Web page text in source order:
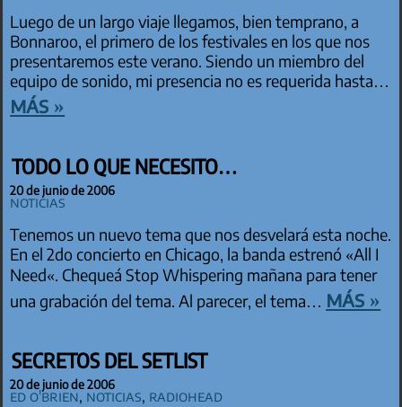
Luego de un largo viaje llegamos, bien temprano, a
Bonnaroo, el primero de los festivales en los que nos
presentaremos este verano. Siendo un miembro del
equipo de sonido, mi presencia no es requerida hasta…
más »
TODO LO QUE NECESITO…
20 de junio de 2006
Noticias
Tenemos un nuevo tema que nos desvelará esta noche.
En el 2do concierto en Chicago, la banda estrenó «All I
Need«. Chequeá Stop Whispering mañana para tener
una grabación del tema. Al parecer, el tema… más »
SECRETOS DEL SETLIST
20 de junio de 2006
Ed O'Brien, Noticias, Radiohead